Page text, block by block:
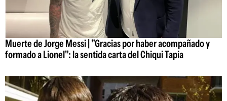
Muerte de Jorge Messi | "Gracias por haber acompañado y
formado a Lionel": la sentida carta del Chiqui Tapia